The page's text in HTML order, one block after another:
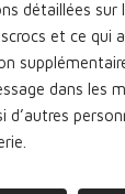
détaillées sur
et ce qui
dans les
d’autres